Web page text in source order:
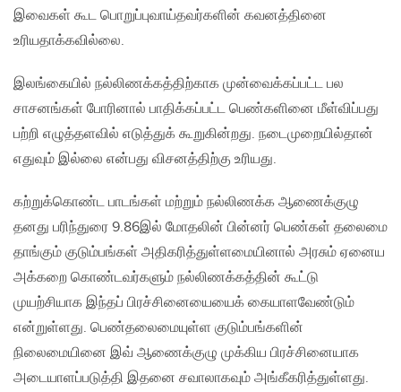
இவைகள் கூட பொறுப்புவாய்தவர்களின் கவனத்தினை
உரியதாக்கவில்லை.
இலங்கையில் நல்லிணக்கத்திற்காக முன்வைக்கப்பட்ட பல
சாசனங்கள் போரினால் பாதிக்கப்பட்ட பெண்களினை மீள்விப்பது
பற்றி எழுத்தளவில் எடுத்துக் கூறுகின்றது. நடைமுறையில்தான்
எதுவும் இல்லை என்பது விசனத்திற்கு உரியது.
கற்றுக்கொண்ட பாடங்கள் மற்றும் நல்லிணக்க ஆணைக்குழு
தனது பரிந்துரை 9.86இல் மோதலின் பின்னர் பெண்கள் தலைமை
தாங்கும் குடும்பங்கள் அதிகரித்துள்ளமையினால் அரசும் ஏனைய
அக்கறை கொண்டவர்களும் நல்லிணக்கத்தின் கூட்டு
முயற்சியாக இந்தப் பிரச்சினையையைக் கையாளவேண்டும்
என்றுள்ளது. பெண்தலைமையுள்ள குடும்பங்களின்
நிலைமையினை இவ் ஆணைக்குழு முக்கிய பிரச்சினையாக
அடையாளப்படுத்தி இதனை சவாலாகவும் அங்கீகரித்துள்ளது.